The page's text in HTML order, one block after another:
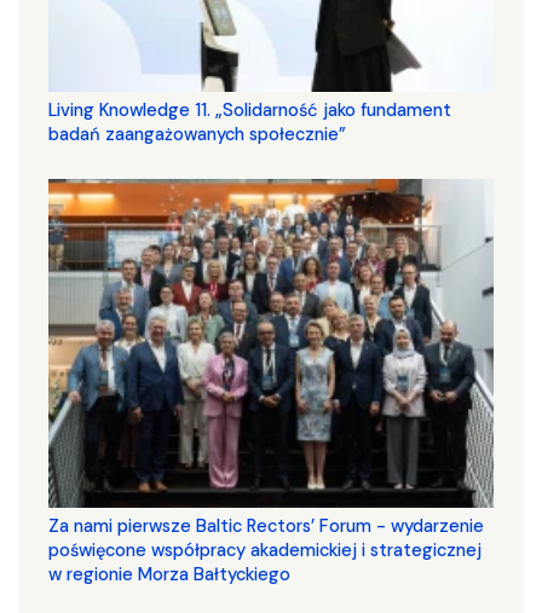
Living Knowledge 11. „Solidarność jako fundament
badań zaangażowanych społecznie”
Za nami pierwsze Baltic Rectors’ Forum - wydarzenie
poświęcone współpracy akademickiej i strategicznej
w regionie Morza Bałtyckiego